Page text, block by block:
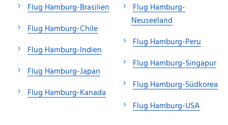
Flug Hamburg-Brasilien
Flug Hamburg-Chile
Flug Hamburg-Indien
Flug Hamburg-Japan
Flug Hamburg-Kanada
Flug Hamburg-
Neuseeland
Flug Hamburg-Peru
Flug Hamburg-Singapur
Flug Hamburg-Südkorea
Flug Hamburg-USA